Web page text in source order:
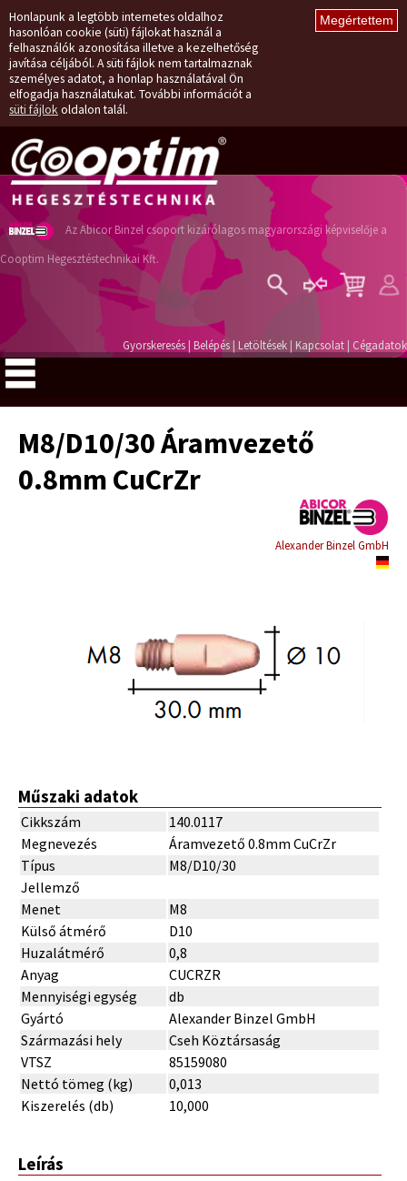
Honlapunk a legtöbb internetes oldalhoz
hasonlóan cookie (süti) fájlokat használ a
felhasználók azonosítása illetve a kezelhetőség
javítása céljából. A süti fájlok nem tartalmaznak
személyes adatot, a honlap használatával Ön
elfogadja használatukat. További információt a
süti fájlok oldalon talál.
Az Abicor Binzel csoport kizárólagos magyarországi képviselője a
Cooptim Hegesztéstechnikai Kft.
Regisztráció
Gyorskeresés| Belépés| Letöltések | Kapcsolat | Cégadatok
M8/D10/30 Áramvezető
0.8mm CuCrZr
Alexander Binzel GmbH
Műszaki adatok
Cikkszám
140.0117
Megnevezés
Áramvezető 0.8mm CuCrZr
Típus
M8/D10/30
Jellemző
Menet
M8
Külső átmérő
D10
Huzalátmérő
0,8
Anyag
CUCRZR
Mennyiségi egység
db
Gyártó
Alexander Binzel GmbH
Származási hely
Cseh Köztársaság
VTSZ
85159080
Nettó tömeg (kg)
0,013
Kiszerelés (db)
10,000
Leírás